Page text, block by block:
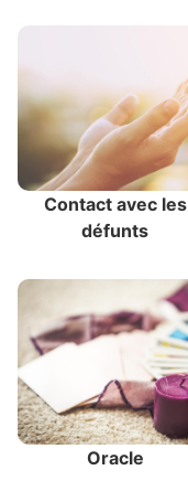
Contact avec les
défunts
Oracle